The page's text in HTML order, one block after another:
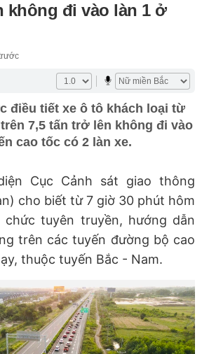
không đi vào làn 1 ở
điều tiết xe ô tô khách loại từ
7,5 tấn trở lên không đi vào
cao tốc có 2 làn xe.
Cục Cảnh sát giao thông
cho biết từ 7 giờ 30 phút hôm
tuyên truyền, hướng dẫn
trên các tuyến đường bộ cao
thuộc tuyến Bắc - Nam.